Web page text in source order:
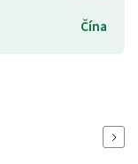
Čína
Next